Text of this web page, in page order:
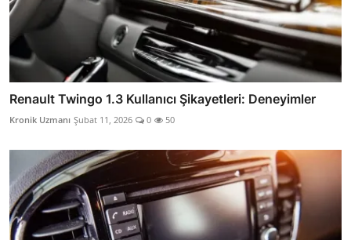
Renault Twingo 1.3 Kullanıcı Şikayetleri: Deneyimler
Kronik Uzmanı Şubat 11, 2026 0 50